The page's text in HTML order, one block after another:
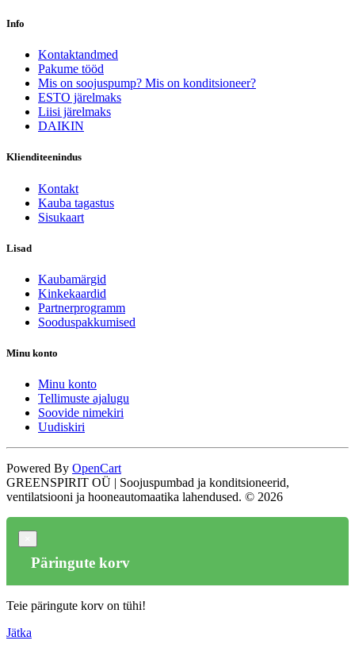
Info
Kontaktandmed
Pakume tööd
Mis on soojuspump? Mis on konditsioneer?
ESTO järelmaks
Liisi järelmaks
DAIKIN
Klienditeenindus
Kontakt
Kauba tagastus
Sisukaart
Lisad
Kaubamärgid
Kinkekaardid
Partnerprogramm
Sooduspakkumised
Minu konto
Minu konto
Tellimuste ajalugu
Soovide nimekiri
Uudiskiri
Powered By OpenCart
GREENSPIRIT OÜ | Soojuspumbad ja konditsioneerid,
ventilatsiooni ja hooneautomaatika lahendused. © 2026
Päringute korv
Teie päringute korv on tühi!
Jätka